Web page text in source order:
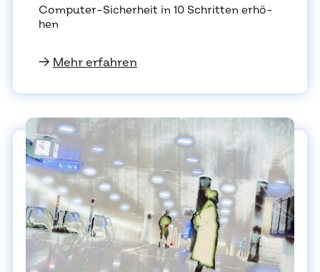
Com­pu­ter-Si­cher­heit in 10 Schrit­ten er­hö­
hen
→ Mehr erfahren